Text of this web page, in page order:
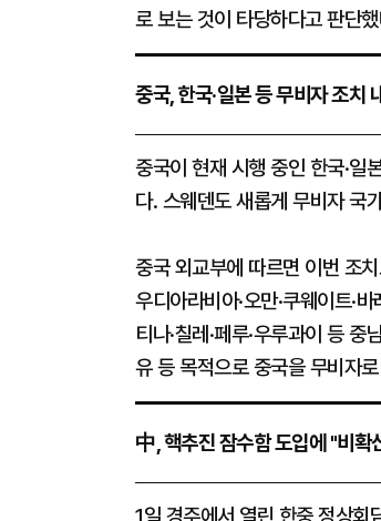
로 보는 것이 타당하다고 판단
중국, 한국·일본 등 무비자 조치
중국이 현재 시행 중인 한국·
다. 스웨덴도 새롭게 무비자 국
중국 외교부에 따르면 이번 조
우디아라비아·오만·쿠웨이트·
티나·칠레·페루·우루과이 등
유 등 목적으로 중국을 무비자
中, 핵추진 잠수함 도입에 "비확